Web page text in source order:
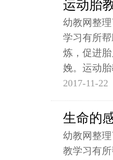
运动胎
幼教网整
学习有所
炼，促进
娩。运动
2017-11-22
生命的
幼教网整
教学习有